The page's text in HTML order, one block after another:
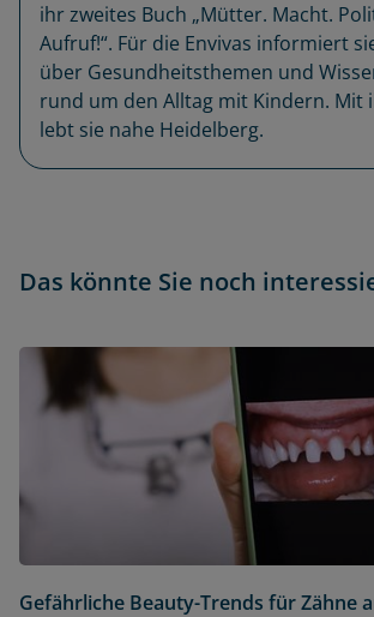
ihr zweites Buch „Mütter. Macht.
Aufruf!“. Für die Envivas informiert
über Gesundheitsthemen und
rund um den Alltag mit Kindern. Mit
lebt sie nahe Heidelberg.
Das könnte Sie noch
Gefährliche Beauty-Trends für Zähne